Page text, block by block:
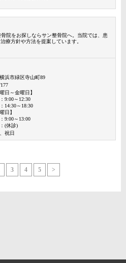
院をお探しならサン整骨院へ。当院では、患
療方針や方法を提案しています。
浜市緑区寺山町89
日～金曜日】
9:00～12:30
14:30～18:30
日】
9:00～13:00
(休診)
祝日
3 4 5 >